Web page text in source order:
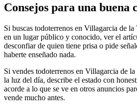
Consejos para una buena
Si buscas todoterrenos en Villagarcia de
en un lugar público y conocido, ver el
desconfiar de quien tiene prisa o pide
haberte enseñado nada.
Si vendes todoterrenos en Villagarcia de
la luz del día, describe el estado con
acorde a lo que se ve en otros anuncios
vende mucho antes.